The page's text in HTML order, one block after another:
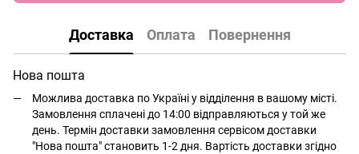
Доставка Оплата Повернення
Нова пошта
Можлива доставка по Україні у відділення в вашому місті.
Замовлення сплачені до 14:00 відправляються у той же
день. Термін доставки замовлення сервісом доставки
"Нова пошта" становить 1-2 дня. Вартість доставки згідно